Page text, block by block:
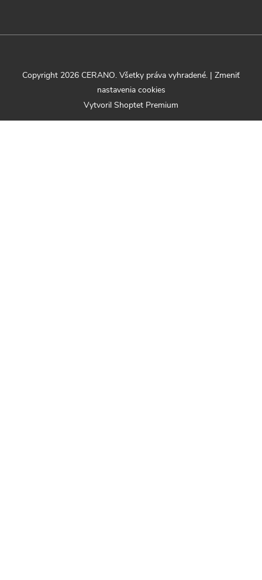
Vytvoril Shoptet Premium
Copyright 2026 CERANO. Všetky práva vyhradené. | Zmeniť
nastavenia cookies